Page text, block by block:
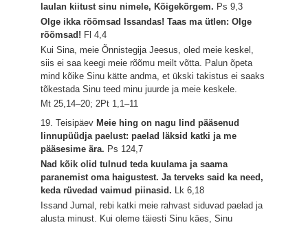
laulan kiitust sinu nimele, Kõigekõrgem. Ps 9,3
Olge ikka rõõmsad Issandas! Taas ma ütlen: Olge
rõõmsad! Fl 4,4
Kui Sina, meie Õnnistegija Jeesus, oled meie keskel,
siis ei saa keegi meie rõõmu meilt võtta. Palun õpeta
mind kõike Sinu kätte andma, et ükski takistus ei saaks
tõkestada Sinu teed minu juurde ja meie keskele.
Mt 25,14–20; 2Pt 1,1–11
19. Teisipäev Meie hing on nagu lind pääsenud
linnupüüdja paelust: paelad läksid katki ja me
pääsesime ära. Ps 124,7
Nad kõik olid tulnud teda kuulama ja saama
paranemist oma haigustest. Ja terveks said ka need,
keda rüvedad vaimud piinasid.
Lk 6,18
Issand Jumal, rebi katki meie rahvast siduvad paelad ja
alusta minust. Kui oleme täiesti Sinu käes, Sinu